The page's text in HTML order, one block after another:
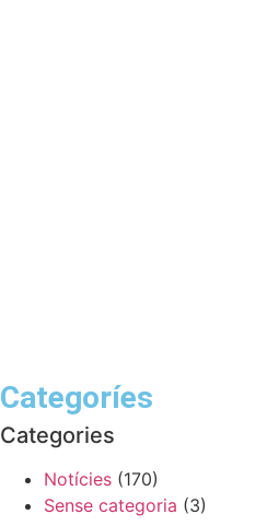
Categoríes
Categories
Notícies (170)
Sense categoria (3)